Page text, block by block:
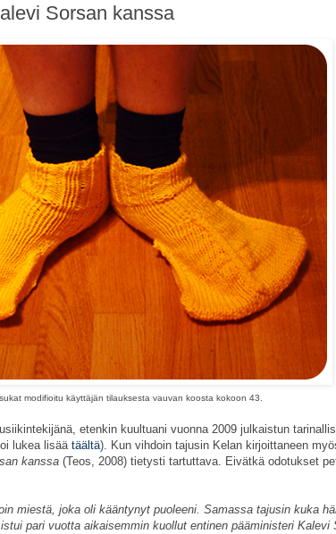
Sorsan kanssa
modifioitu käyttäjän tilauksesta vauvan koosta kokoon 43.
etenkin kuultuani vuonna 2009 julkaistun
lukea lisää täältä). Kun vihdoin tajusin Kelan kirjoittaneen
kanssa (Teos, 2008) tietysti tartuttava. Eivätkä odotukset
miestä, joka oli kääntynyt puoleeni. Samassa tajusin kuka
pari vuotta aikaisemmin kuollut entinen pääministeri Kalevi